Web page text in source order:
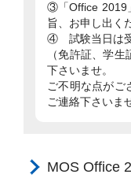
③「Office 2019
旨、お申し出く
④ 試験当日は受
（免許証、学
下さいませ。
ご不明な点がご
ご連絡下さいま
MOS Office